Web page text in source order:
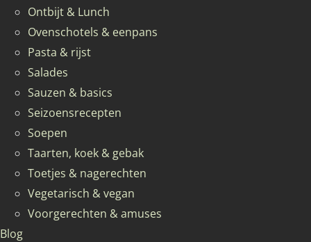
Ontbijt & Lunch
Ovenschotels & eenpans
Pasta & rijst
Salades
Sauzen & basics
Seizoensrecepten
Soepen
Taarten, koek & gebak
Toetjes & nagerechten
Vegetarisch & vegan
Voorgerechten & amuses
Blog